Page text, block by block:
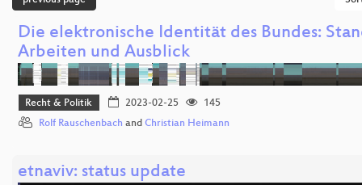
Die elektronische Identität des Bundes:
Arbeiten und Ausblick
Recht & Politik 2023-02-25
145
Rolf Rauschenbach and Christian Heimann
etnaviv: status update